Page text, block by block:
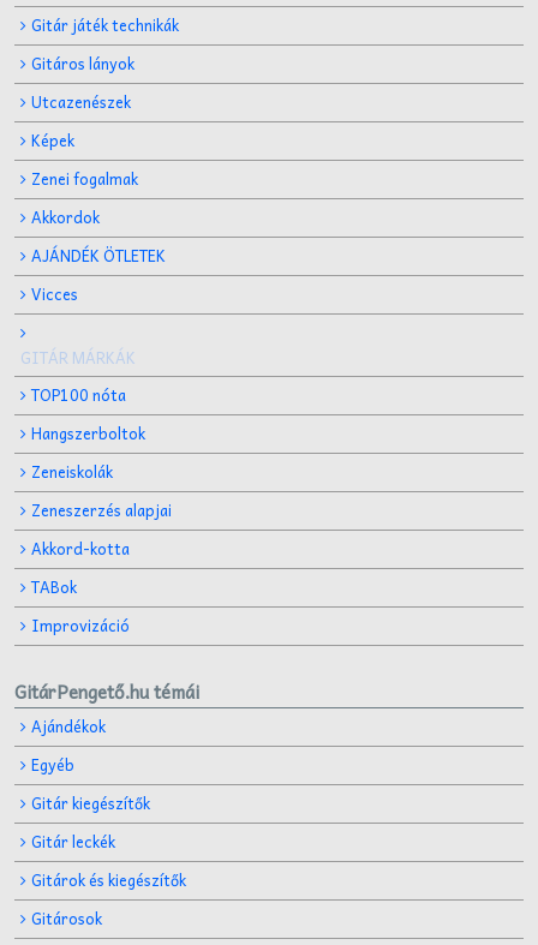
Gitár játék technikák
Gitáros lányok
Utcazenészek
Képek
Zenei fogalmak
Akkordok
AJÁNDÉK ÖTLETEK
Vicces
GITÁR MÁRKÁK
TOP100 nóta
Hangszerboltok
Zeneiskolák
Zeneszerzés alapjai
Akkord-kotta
TABok
Improvizáció
GitárPengető.hu témái
Ajándékok
Egyéb
Gitár kiegészítők
Gitár leckék
Gitárok és kiegészítők
Gitárosok